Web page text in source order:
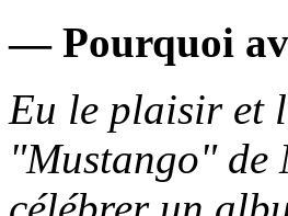
— Pourquoi
Eu le plaisir et
"Mustango" de